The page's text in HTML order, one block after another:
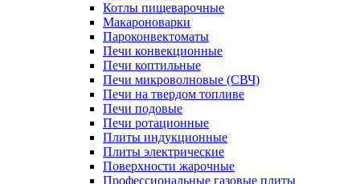
Котлы пищеварочные
Макароноварки
Пароконвектоматы
Печи конвекционные
Печи коптильные
Печи микроволновые (СВЧ)
Печи на твердом топливе
Печи подовые
Печи ротационные
Плиты индукционные
Плиты электрические
Поверхности жарочные
Профессиональные газовые плиты